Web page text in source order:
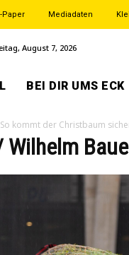
Paper Mediadaten
August 7, 2026
BEI DIR UMS ECK
kommt der Christbaum
Wilhelm